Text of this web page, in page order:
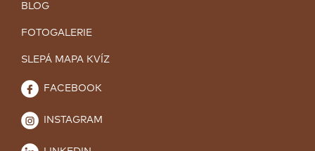
BLOG
FOTOGALERIE
SLEPÁ MAPA KVÍZ
FACEBOOK
INSTAGRAM